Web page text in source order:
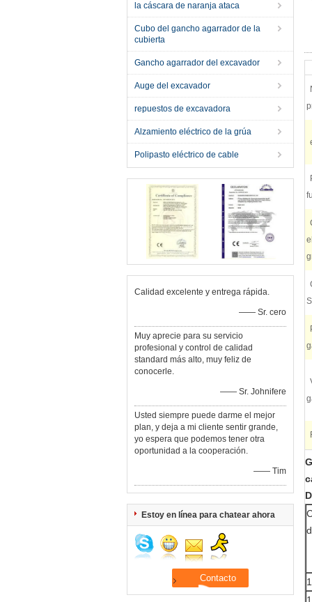
la cáscara de naranja ataca
Cubo del gancho agarrador de la
cubierta
Gancho agarrador del excavador
Auge del excavador
repuestos de excavadora
Alzamiento eléctrico de la grúa
Polipasto eléctrico de cable
Calidad excelente y entrega rápida.
—— Sr. cero
Muy aprecie para su servicio
profesional y control de calidad
standard más alto, muy feliz de
conocerle.
—— Sr. Johnifere
Usted siempre puede darme el mejor
plan, y deja a mi cliente sentir grande,
yo espera que podemos tener otra
oportunidad a la cooperación.
—— Tim
Estoy en línea para chatear ahora